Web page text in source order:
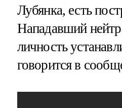
Лубянка, есть
Нападавший
личность
говорится в